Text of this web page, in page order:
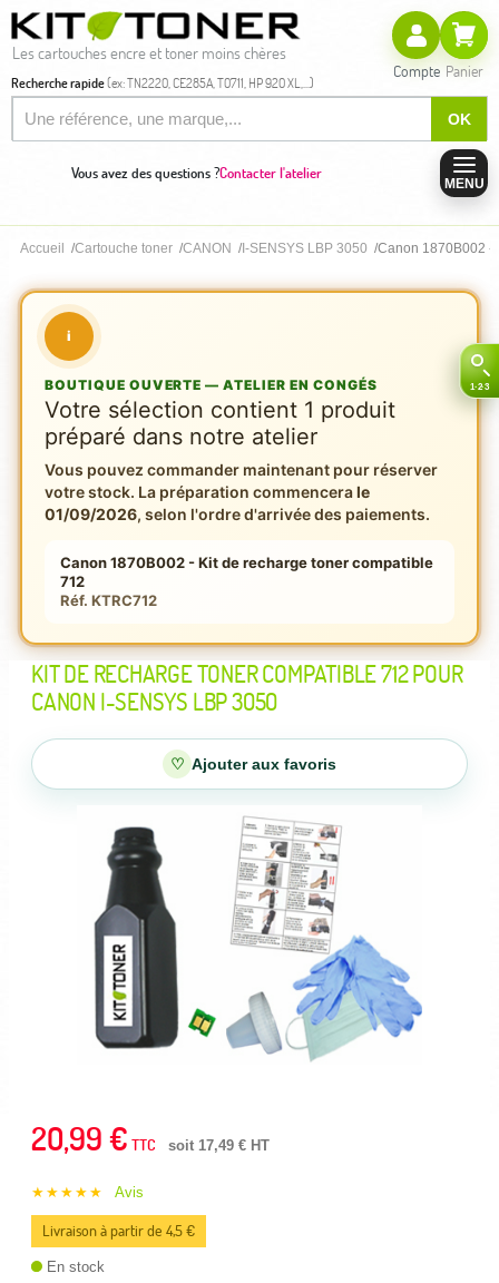
Les cartouches encre et toner moins chères
Recherche rapide(ex: TN2220, CE285A, T0711, HP 920 XL,...)
OK
Compte Panier
Vous avez des questions ?Contacter l'atelier
MENU
Accueil Cartouche toner CANON I-SENSYS LBP 3050 Canon 1870B002 -
i
BOUTIQUE OUVERTE — ATELIER EN CONGÉS
Votre sélection contient 1 produit
préparé dans notre atelier
Vous pouvez commander maintenant pour réserver
votre stock. La préparation commencerale
01/09/2026, selon l'ordre d'arrivée des paiements.
Canon 1870B002 - Kit de recharge toner compatible
712
Réf. KTRC712
KIT DE RECHARGE TONER COMPATIBLE 712 POUR
CANON I-SENSYS LBP 3050
♡ Ajouter aux favoris
20,99 € TTC soit 17,49 € HT
★★★★★ Avis
Livraison à partir de 4,5 €
En stock